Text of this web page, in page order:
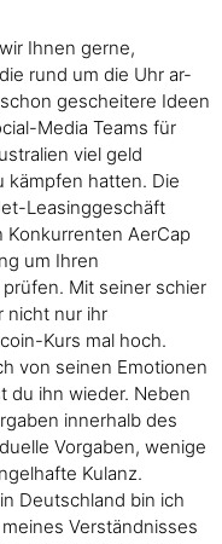
Ihnen gerne,
rund um die Uhr ar-
gescheitere Ideen
Media Teams für
viel geld
kämpfen hatten. Die
Leasinggeschäft
Konkurrenten AerCap
um Ihren
Mit seiner schier
nicht nur ihr
Kurs mal hoch.
von seinen Emotionen
du ihn wieder. Neben
innerhalb des
Vorgaben, wenige
Kulanz.
Deutschland bin ich
Verständnisses